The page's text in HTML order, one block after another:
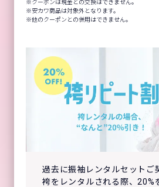
クーポンは現金との交換はできません。
安カワ商品は対象外となります。
他のクーポンとの併用はできません。
過去に振袖レンタルセットご
袴をレンタルされる際、20%